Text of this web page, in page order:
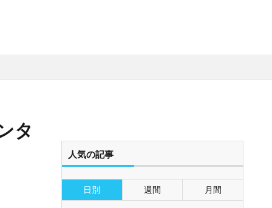
タ
人気の記事
日別 週間 月間